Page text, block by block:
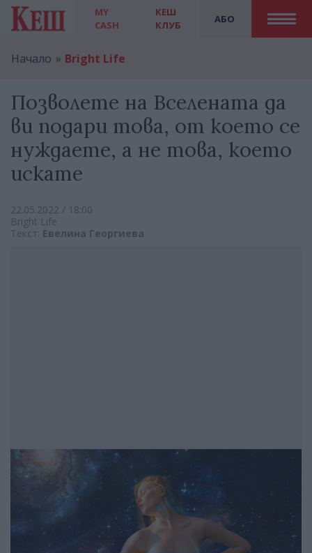
MY
CASH
АБО
КЕШ
КЛУБ
Начало Bright Life
Позволете на Вселената да
ви подари това, от което се
нуждаете, а не това, което
искате
22.05.2022 / 18:00
Bright Life
Текст: Евелина Георгиева